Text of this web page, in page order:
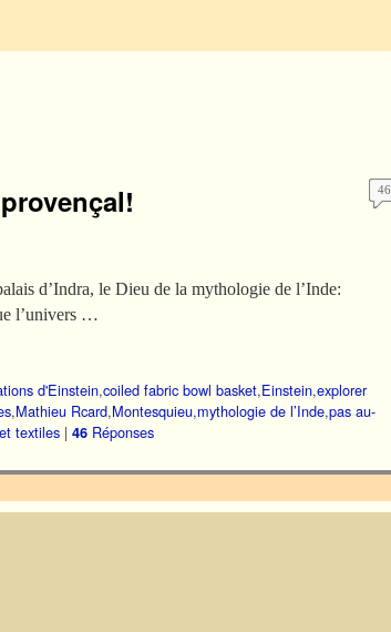
46
d’Indra, le Dieu de la mythologie de l’Inde:
l’univers …
d'Einstein,coiled fabric bowl basket,Einstein,explorer
,Mathieu Rcard,Montesquieu,mythologie de l’Inde,pas au-
textiles | 46 Réponses